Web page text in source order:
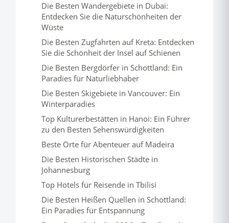
Die Besten Wandergebiete in Dubai:
Entdecken Sie die Naturschönheiten der
Wüste
Die Besten Zugfahrten auf Kreta: Entdecken
Sie die Schönheit der Insel auf Schienen
Die Besten Bergdörfer in Schottland: Ein
Paradies für Naturliebhaber
Die Besten Skigebiete in Vancouver: Ein
Winterparadies
Top Kulturerbestätten in Hanoi: Ein Führer
zu den Besten Sehenswürdigkeiten
Beste Orte für Abenteuer auf Madeira
Die Besten Historischen Städte in
Johannesburg
Top Hotels für Reisende in Tbilisi
Die Besten Heißen Quellen in Schottland:
Ein Paradies für Entspannung